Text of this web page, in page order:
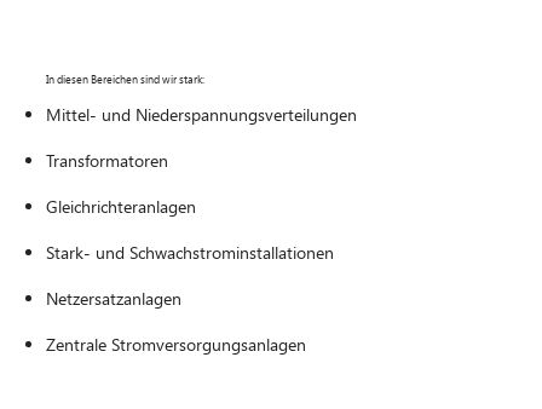
In diesen Bereichen sind wir stark:
Mittel- und Niederspannungsverteilungen
Transformatoren
Gleichrichteranlagen
Stark- und Schwachstrominstallationen
Netzersatzanlagen
Zentrale Stromversorgungsanlagen